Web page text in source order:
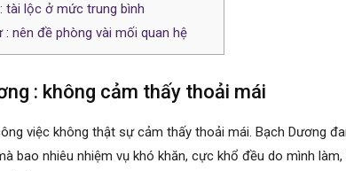
tài lộc ở mức trung bình
: nên đề phòng vài mối quan hệ
: không cảm thấy thoải mái
việc không thật sự cảm thấy thoải mái. Bạch Dương
bao nhiêu nhiệm vụ khó khăn, cực khổ đều do mình